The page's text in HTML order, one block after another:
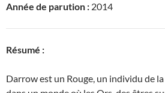
Année de parution : 2014
Résumé :
Darrow est un Rouge, un individu de